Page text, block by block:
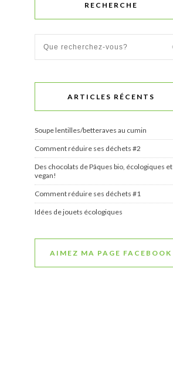
RECHERCHE
ARTICLES RÉCENTS
Soupe lentilles/betteraves au cumin
Comment réduire ses déchets #2
Des chocolats de Pâques bio, écologiques et
vegan!
Comment réduire ses déchets #1
Idées de jouets écologiques
AIMEZ MA PAGE FACEBOOK